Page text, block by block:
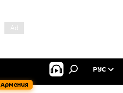
Армения
РУС